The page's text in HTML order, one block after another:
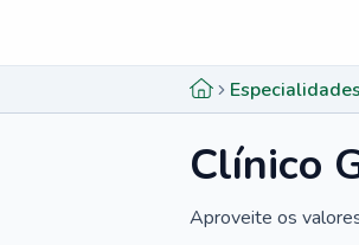
Especialidades
Clínico
Aproveite os